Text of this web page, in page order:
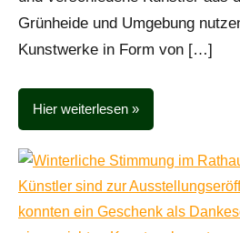
Grünheide und Umgebung
Kunstwerke in Form von […]
Hier weiterlesen